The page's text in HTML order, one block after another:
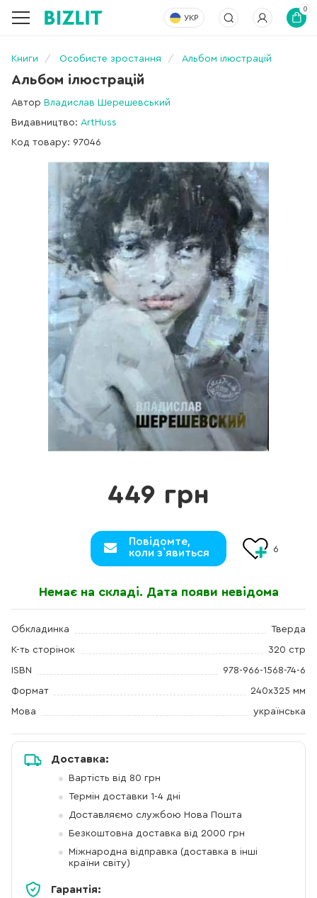
УКР
0
Книги Особисте зростання Альбом ілюстрацій
Альбом ілюстрацій
Автор Владислав Шерешевський
Видавництво: ArtHuss
Код товару: 97046
449 грн
Повідомте,
коли з`явиться
6
Немає на складі. Дата появи невідома
Обкладинка Тверда
К-ть сторінок 320 стр
ISBN 978-966-1568-74-6
Формат 240х325 мм
Мова українська
Доставка:
Вартість від 80 грн
Термін доставки 1-4 дні
Доставляємо службою Нова Пошта
Безкоштовна доставка від 2000 грн
Міжнародна відправка (доставка в інші
країни світу)
Гарантія: